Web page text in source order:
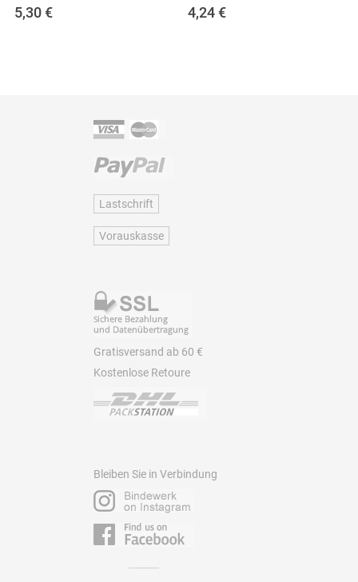
5,30 € 4,24 €
Lastschrift
Vorauskasse
Gratisversand ab 60 €
Kostenlose Retoure
Bleiben Sie in Verbindung